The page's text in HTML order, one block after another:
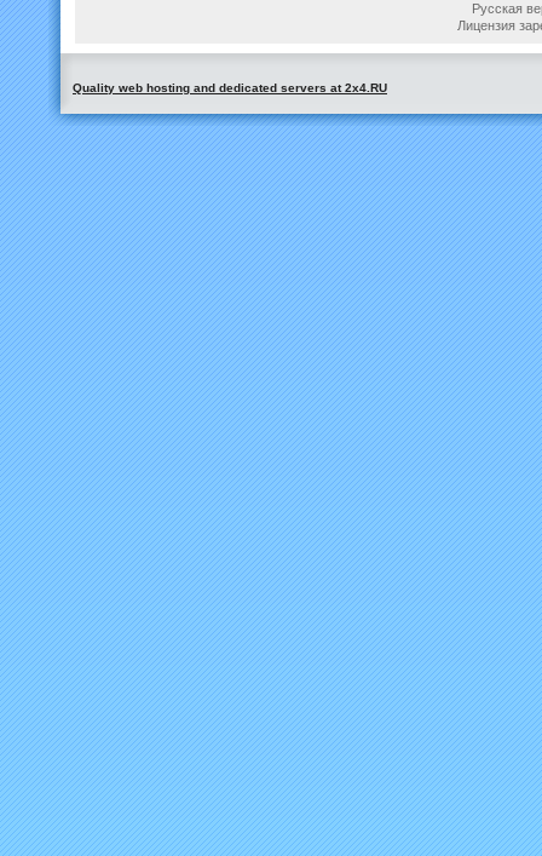
Русская
Лицензия
Quality web hosting and dedicated servers at 2x4.RU